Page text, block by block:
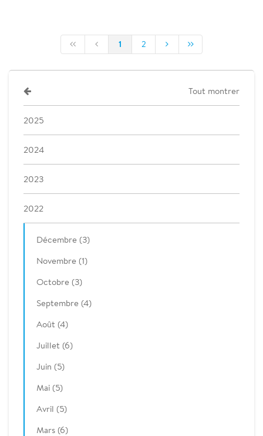
1 2
Tout montrer
2025
2024
2023
2022
Décembre (3)
Novembre (1)
Octobre (3)
Septembre (4)
Août (4)
Juillet (6)
Juin (5)
Mai (5)
Avril (5)
Mars (6)